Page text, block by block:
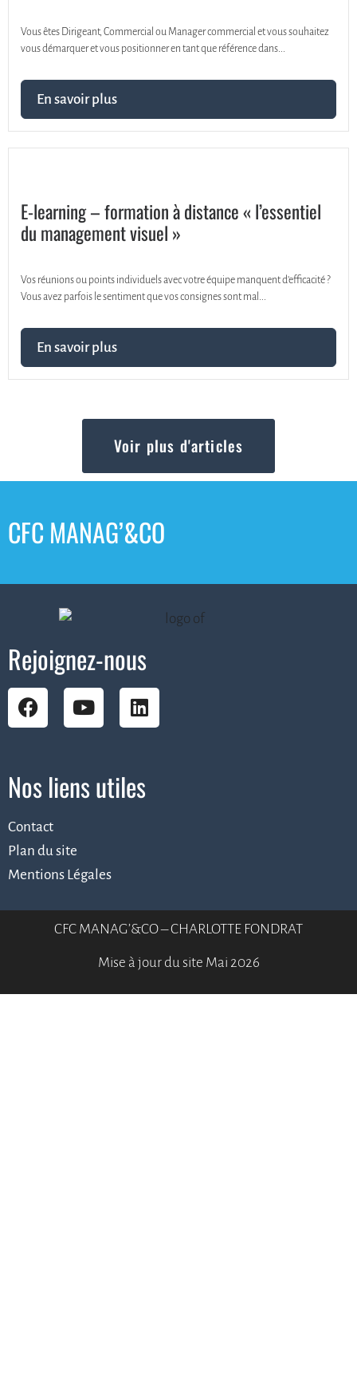
Vous êtes Dirigeant, Commercial ou Manager commercial et vous souhaitez
vous démarquer et vous positionner en tant que référence dans...
En savoir plus
E-learning – formation à distance « l’essentiel
du management visuel »
Vos réunions ou points individuels avec votre équipe manquent d’efficacité ?
Vous avez parfois le sentiment que vos consignes sont mal...
En savoir plus
Voir plus d'articles
CFC MANAG’&CO
Rejoignez-nous
Nos liens utiles
Contact
Plan du site
Mentions Légales
CFC MANAG’&CO – CHARLOTTE FONDRAT
Mise à jour du site Mai 2026